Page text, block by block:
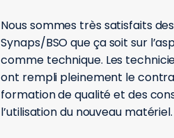
Nous sommes très satisfaits
Synaps/BSO que ça soit sur
comme technique. Les
ont rempli pleinement le
formation de qualité et des
l’utilisation du nouveau matériel.